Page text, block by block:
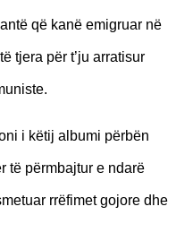
që kanë emigruar në
tjera për t’ju arratisur
i këtij albumi përbën
të përmbajtur e ndarë
rrëfimet gojore dhe